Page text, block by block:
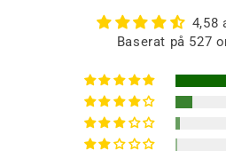
4,58
Baserat på 527